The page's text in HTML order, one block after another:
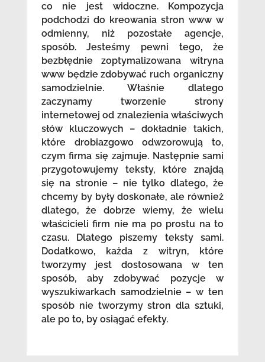
co nie jest widoczne. Kompozycja
podchodzi do kreowania stron www w
odmienny, niż pozostałe agencje,
sposób. Jesteśmy pewni tego, że
bezbłędnie zoptymalizowana witryna
www będzie zdobywać ruch organiczny
samodzielnie. Właśnie dlatego
zaczynamy tworzenie strony
internetowej od znalezienia właściwych
słów kluczowych – dokładnie takich,
które drobiazgowo odwzorowują to,
czym firma się zajmuje. Następnie sami
przygotowujemy teksty, które znajdą
się na stronie – nie tylko dlatego, że
chcemy by były doskonałe, ale również
dlatego, że dobrze wiemy, że wielu
właścicieli firm nie ma po prostu na to
czasu. Dlatego piszemy teksty sami.
Dodatkowo, każda z witryn, które
tworzymy jest dostosowana w ten
sposób, aby zdobywać pozycje w
wyszukiwarkach samodzielnie – w ten
sposób nie tworzymy stron dla sztuki,
ale po to, by osiągać efekty.